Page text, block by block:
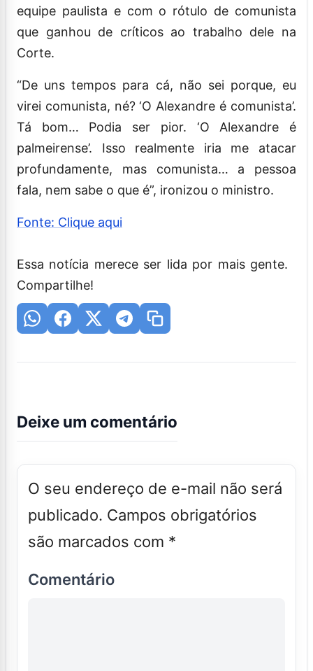
equipe paulista e com o rótulo de comunista
que ganhou de críticos ao trabalho dele na
Corte.
“De uns tempos para cá, não sei porque, eu
virei comunista, né? ‘O Alexandre é comunista’.
Tá bom… Podia ser pior. ‘O Alexandre é
palmeirense’. Isso realmente iria me atacar
profundamente, mas comunista… a pessoa
fala, nem sabe o que é”, ironizou o ministro.
Fonte: Clique aqui
Essa notícia merece ser lida por mais gente.
Compartilhe!
Deixe um comentário
O seu endereço de e-mail não será
publicado. Campos obrigatórios
são marcados com *
Comentário